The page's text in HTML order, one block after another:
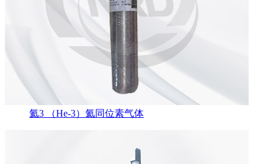
氦3 （He-3）氦同位素气体